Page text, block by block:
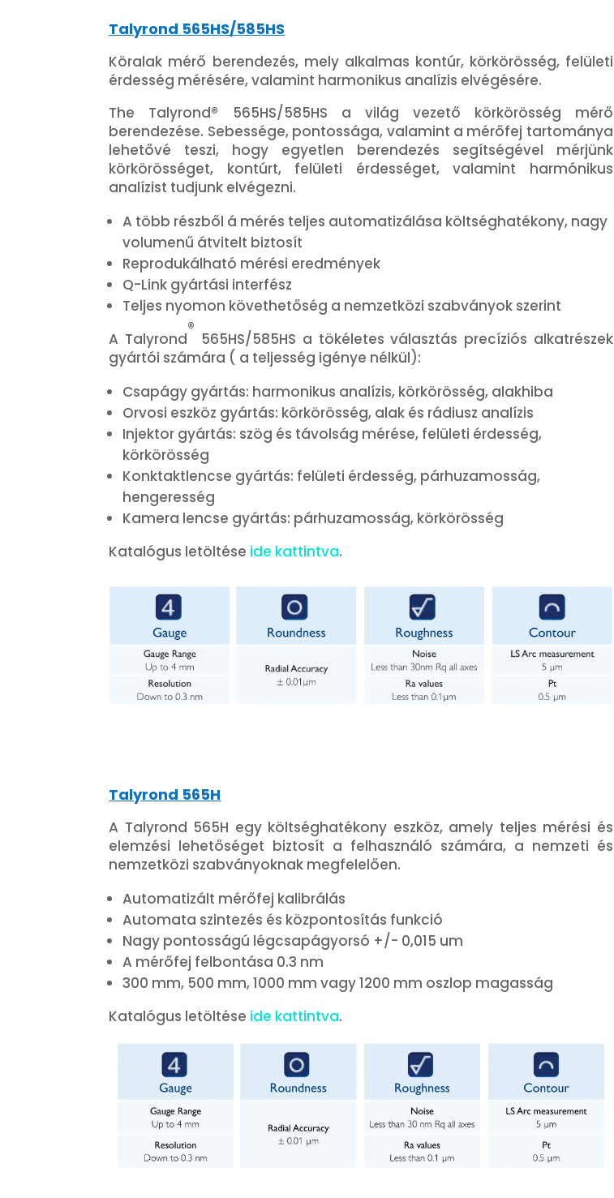
Talyrond 565HS/585HS
Köralak mérő berendezés, mely alkalmas kontúr, körkörösség, felületi
érdesség mérésére, valamint harmonikus analízis elvégésére.
The Talyrond® 565HS/585HS a világ vezető körkörösség mérő
berendezése. Sebessége, pontossága, valamint a mérőfej tartománya
lehetővé teszi, hogy egyetlen berendezés segítségével mérjünk
körkörösséget, kontúrt, felületi érdességet, valamint harmónikus
analízist tudjunk elvégezni.
A több részből á mérés teljes automatizálása költséghatékony, nagy
volumenű átvitelt biztosít
Reprodukálható mérési eredmények
Q-Link gyártási interfész
Teljes nyomon követhetőség a nemzetközi szabványok szerint
A Talyrond
®
565HS/585HS a tökéletes választás precíziós alkatrészek
gyártói számára ( a teljesség igénye nélkül):
Csapágy gyártás: harmonikus analízis, körkörösség, alakhiba
Orvosi eszköz gyártás: körkörösség, alak és rádiusz analízis
Injektor gyártás: szög és távolság mérése, felületi érdesség,
körkörösség
Konktaktlencse gyártás: felületi érdesség, párhuzamosság,
hengeresség
Kamera lencse gyártás: párhuzamosság, körkörösség
Katalógus letöltése ide kattintva.
Talyrond 565H
A Talyrond 565H egy költséghatékony eszköz, amely teljes mérési és
elemzési lehetőséget biztosít a felhasználó számára, a nemzeti és
nemzetközi szabványoknak megfelelően.
Automatizált mérőfej kalibrálás
Automata szintezés és központosítás funkció
Nagy pontosságú légcsapágyorsó +/- 0,015 um
A mérőfej felbontása 0.3 nm
300 mm, 500 mm, 1000 mm vagy 1200 mm oszlop magasság
Katalógus letöltése ide kattintva.